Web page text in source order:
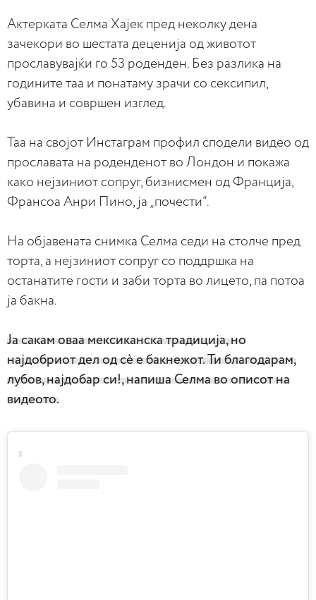
Актерката Селма Хајек пред неколку дена
зачекори во шестата деценија од животот
прославувајќи го 53 роденден. Без разлика на
годините таа и понатаму зрачи со сексипил,
убавина и совршен изглед.
Таа на својот Инстаграм профил сподели видео од
прославата на роденденот во Лондон и покажа
како нејзиниот сопруг, бизнисмен од Франција,
Франсоа Анри Пино, ја „почести“.
На објавената снимка Селма седи на столче пред
торта, а нејзиниот сопруг со поддршка на
останатите гости и заби торта во лицето, па потоа
ја бакна.
Ја сакам оваа мексиканска традиција, но
најдобриот дел од сè е бакнежот. Ти благодарам,
лубов, најдобар си!, напиша Селма во описот на
видеото.